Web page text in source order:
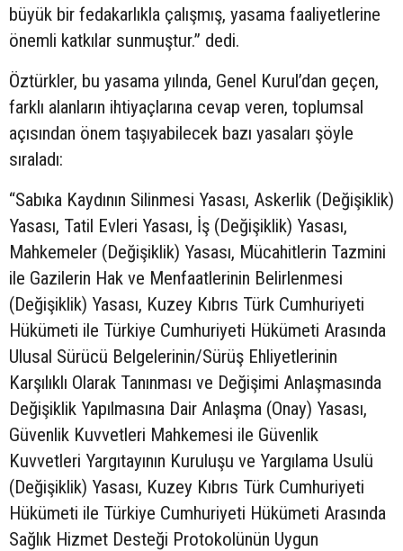
büyük bir fedakarlıkla çalışmış, yasama faaliyetlerine
önemli katkılar sunmuştur.” dedi.
Öztürkler, bu yasama yılında, Genel Kurul’dan geçen,
farklı alanların ihtiyaçlarına cevap veren, toplumsal
açısından önem taşıyabilecek bazı yasaları şöyle
sıraladı:
“Sabıka Kaydının Silinmesi Yasası, Askerlik (Değişiklik)
Yasası, Tatil Evleri Yasası, İş (Değişiklik) Yasası,
Mahkemeler (Değişiklik) Yasası, Mücahitlerin Tazmini
ile Gazilerin Hak ve Menfaatlerinin Belirlenmesi
(Değişiklik) Yasası, Kuzey Kıbrıs Türk Cumhuriyeti
Hükümeti ile Türkiye Cumhuriyeti Hükümeti Arasında
Ulusal Sürücü Belgelerinin/Sürüş Ehliyetlerinin
Karşılıklı Olarak Tanınması ve Değişimi Anlaşmasında
Değişiklik Yapılmasına Dair Anlaşma (Onay) Yasası,
Güvenlik Kuvvetleri Mahkemesi ile Güvenlik
Kuvvetleri Yargıtayının Kuruluşu ve Yargılama Usulü
(Değişiklik) Yasası, Kuzey Kıbrıs Türk Cumhuriyeti
Hükümeti ile Türkiye Cumhuriyeti Hükümeti Arasında
Sağlık Hizmet Desteği Protokolünün Uygun